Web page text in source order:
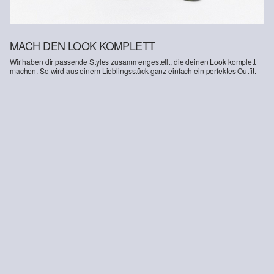
MACH DEN LOOK KOMPLETT
Wir haben dir passende Styles zusammengestellt, die deinen Look komplett
machen. So wird aus einem Lieblingsstück ganz einfach ein perfektes Outfit.